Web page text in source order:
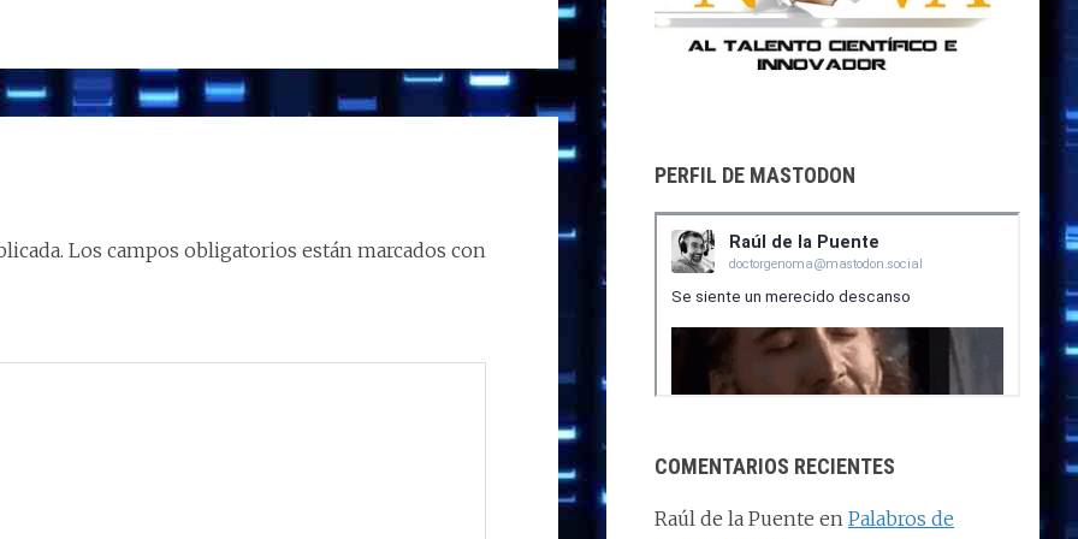
Los campos obligatorios están marcados con
PERFIL DE MASTODON
COMENTARIOS RECIENTES
Raúl de la Puente en Palabros de